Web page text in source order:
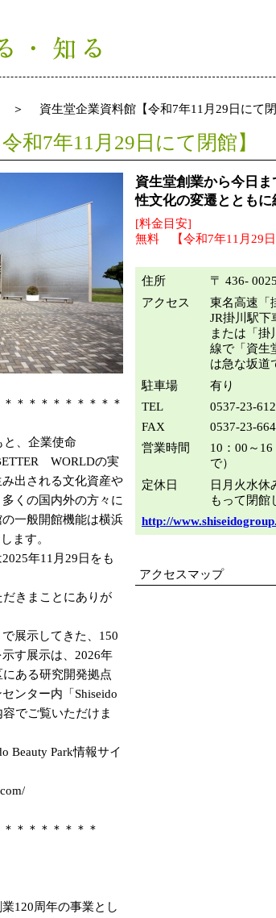
＞ 資生堂企業資料館【令和7年11月29日にて閉
和7年11月29日にて閉館】
＊＊＊＊＊＊＊＊＊
、企業使命
WORLDの実
出される文化資産や
くの国内外の方々に
一般開館機能は横浜
ます。
年11月29日をも
きまことにありが
展示してきた、150
す展示は、2026年
ある研究開発拠点
ンター内「Shiseido
でご覧いただけま
Beauty Park情報サイ
＊＊＊＊＊＊＊
120周年の事業とし
資生堂創業から今日
性文化の変遷とともに
[料金目安]
無料 【令和7年11月29日
住所
〒 436-
アクセス
東名高速「
JR掛川駅下
または「掛
線で「資生
は急な坂道
駐車場
有り
TEL
0537-23-
FAX
0537-23-
営業時間
10：00～
で）
定休日
日月火水
もって閉館
http://
アクセスマップ